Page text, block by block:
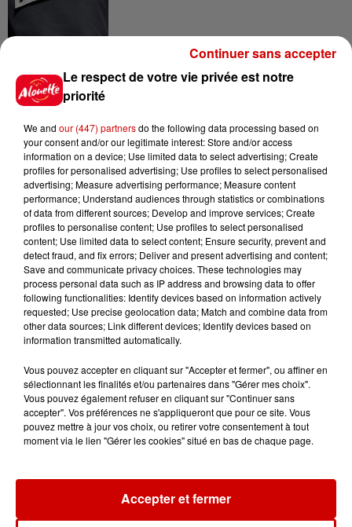
Cambriolages : plus de 18 000
7 août 2026
Pape Léon XIV en France : quel
est son programme ?
7 août 2026
Limoges : un bébé d'un mois
blessé dans un incendie, un
appartement...
Jeux Voir plus
Gagnez vos places pour le
à Coulon !
Le respect de votre vie privée est notre
priorité
We and our (447) partnersdo the following data processing based on
your consent and/or our legitimate interest: Store and/or access
information on a device; Use limited data to select advertising; Create
profiles for personalised advertising; Use profiles to select personalised
advertising; Measure advertising performance; Measure content
performance; Understand audiences through statistics or combinations
of data from different sources; Develop and improve services; Create
profiles to personalise content; Use profiles to select personalised
content; Use limited data to select content; Ensure security, prevent and
detect fraud, and fix errors; Deliver and present advertising and content;
Save and communicate privacy choices. These technologies may
process personal data such as IP address and browsing data to offer
following functionalities: Identify devices based on information actively
requested; Use precise geolocation data; Match and combine data from
other data sources; Link different devices; Identify devices based on
information transmitted automatically.
Vous pouvez accepter en cliquant sur "Accepter et fermer", ou affiner en
sélectionnant les finalités et/ou partenaires dans "Gérer mes choix".
Vous pouvez également refuser en cliquant sur "Continuer sans
accepter". Vos préférences ne s'appliqueront que pour ce site. Vous
pouvez mettre à jour vos choix, ou retirer votre consentement à tout
moment via le lien "Gérer les cookies" situé en bas de chaque page.
Accepter et fermer
Continuer sans accepter